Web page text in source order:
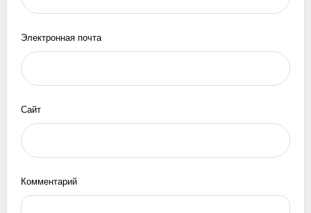
Электронная почта
Сайт
Комментарий